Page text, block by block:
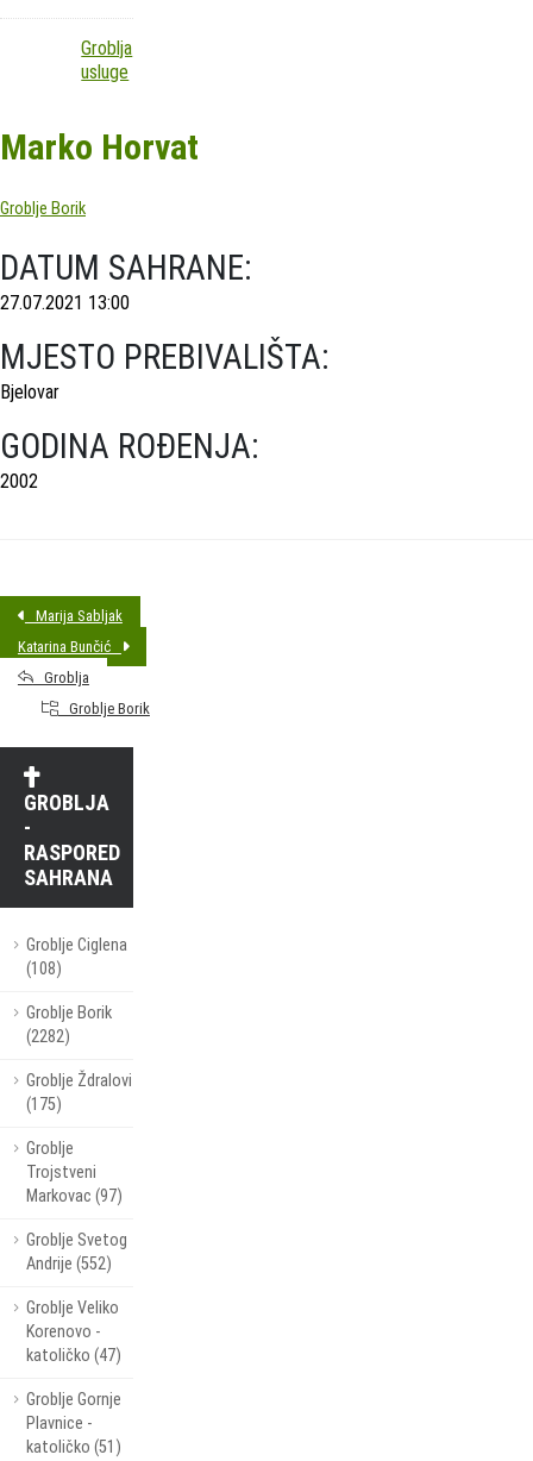
Groblja
usluge
Marko Horvat
Groblje Borik
DATUM SAHRANE:
27.07.2021 13:00
MJESTO PREBIVALIŠTA:
Bjelovar
GODINA ROĐENJA:
2002
Marija Sabljak
Katarina Bunčić
Groblja
Groblje Borik
GROBLJA
-
RASPORED
SAHRANA
Groblje Ciglena
(108)
Groblje Borik
(2282)
Groblje Ždralovi
(175)
Groblje
Trojstveni
Markovac (97)
Groblje Svetog
Andrije (552)
Groblje Veliko
Korenovo -
katoličko (47)
Groblje Gornje
Plavnice -
katoličko (51)